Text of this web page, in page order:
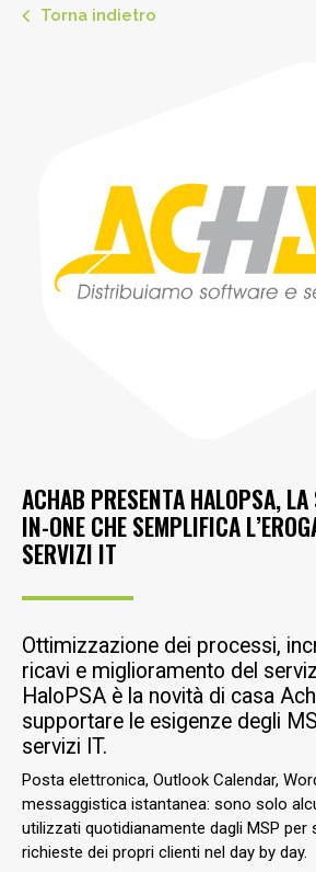
Torna indietro
ACHAB PRESENTA HALOPSA,
IN-ONE CHE SEMPLIFICA
SERVIZI IT
Ottimizzazione dei processi,
ricavi e miglioramento del
HaloPSA è la novità di casa
supportare le esigenze degli
servizi IT.
Posta elettronica, Outlook Calendar,
messaggistica istantanea: sono solo
utilizzati quotidianamente dagli MSP per
richieste dei propri clienti nel day by day.